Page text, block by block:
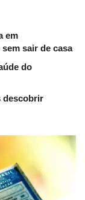
em
sair de casa
do
descobrir